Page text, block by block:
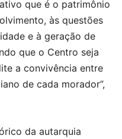
que é o patrimônio
às questões
e à geração de
que o Centro seja
a convivência entre
de cada morador”,
da autarquia